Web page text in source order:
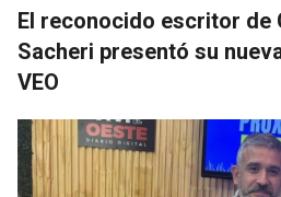
El reconocido escritor de
Sacheri presentó su
VEO